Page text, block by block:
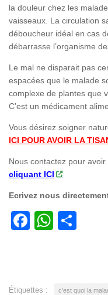
la douleur chez les
vaisseaux. La circulation
déboucheur idéal en cas
débarrasse l’organisme
Le mal ne disparait pas
espacées que le malade
complexe de plantes que
C’est un médicament
Vous désirez soigner
ICI POUR AVOIR LA
Nous contactez pour avoir
cliquant ICI
Ecrivez nous
Facebook
Étiquettes : c'est quoi la